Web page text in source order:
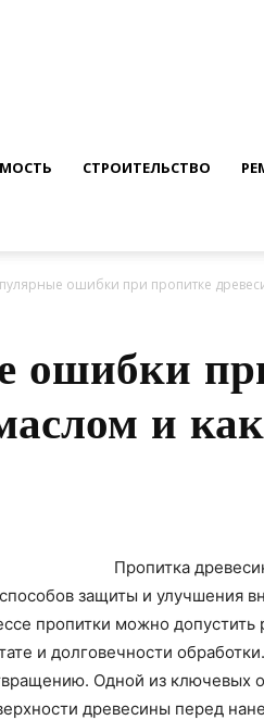
СТРОИТЕЛЬСТВО
ошибки при пропитке
ошибки
и
Пропитка
защиты и улучшения
пропитки можно
и долговечности
Одной из ключевых
древесины перед